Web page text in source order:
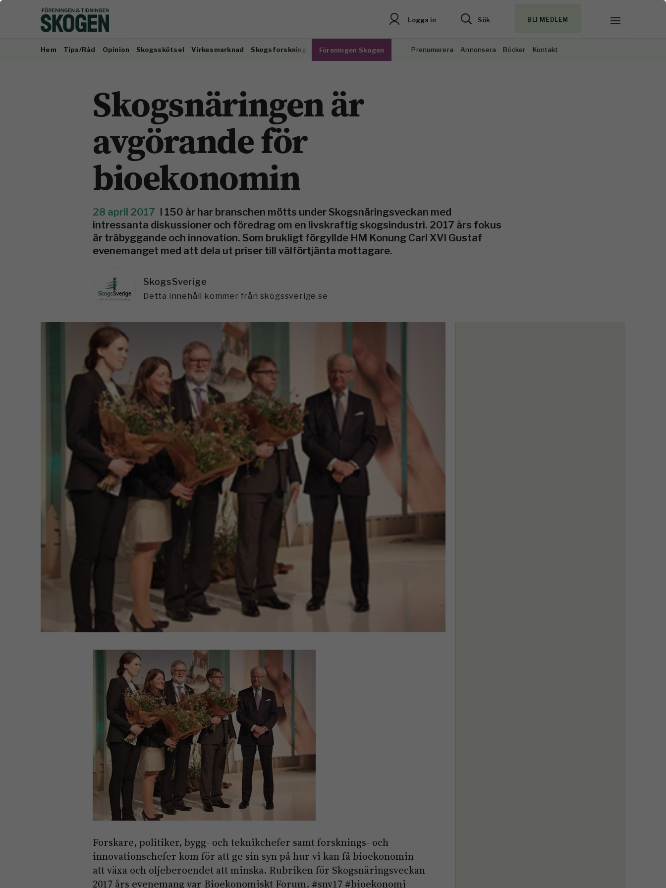
Logga in Sök BLI MEDLEM
Hem Tips/Råd Opinion Skogsskötsel Virkesmarknad Skogsforskning Föreningen Skogen Prenumerera Annonsera Böcker Kontakt
Skogsnäringen är
avgörande för
bioekonomin
28 april 2017 I 150 år har branschen mötts under Skogsnäringsveckan med
intressanta diskussioner och föredrag om en livskraftig skogsindustri. 2017 års fokus
är träbyggande och innovation. Som brukligt förgyllde HM Konung Carl XVI Gustaf
evenemanget med att dela ut priser till välförtjänta mottagare.
SkogsSverige
Detta innehåll kommer från skogssverige.se
Forskare, politiker, bygg- och teknikchefer samt forsknings- och
innovationschefer kom för att ge sin syn på hur vi kan få bioekonomin
att växa och oljeberoendet att minska. Rubriken för Skogsnäringsveckan
2017 års evenemang var Bioekonomiskt Forum. #snv17 #bioekonomi